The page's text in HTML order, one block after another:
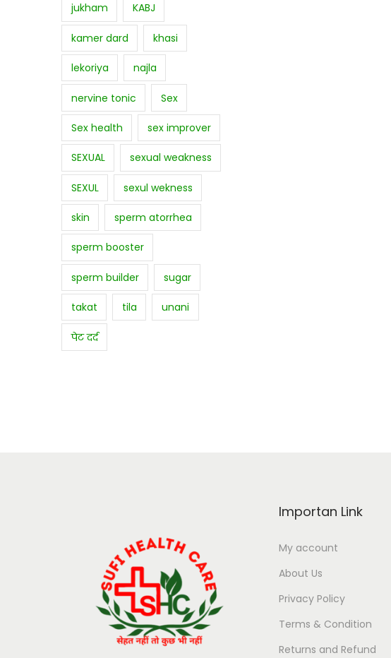
jukham KABJ
kamer dard khasi
lekoriya najla
nervine tonic Sex
Sex health sex improver
SEXUAL sexual weakness
SEXUL sexul wekness
skin sperm atorrhea
sperm booster
sperm builder sugar
takat tila unani
पेट दर्द
Importan Link
My account
About Us
Privacy Policy
Terms & Condition
Returns and Refund